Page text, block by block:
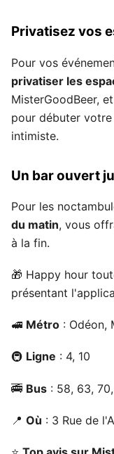
Privatisez vos
Pour vos
privatiser les
MisterGoodBeer,
pour débuter
intimiste.
Un bar ouvert
Pour les
du matin, vous
à la fin.
🎁 Happy hour
présentant
🚅 Métro : Odéon,
🚇 Ligne : 4, 10
🚎 Bus : 58, 63,
📍 Où : 3 Rue de